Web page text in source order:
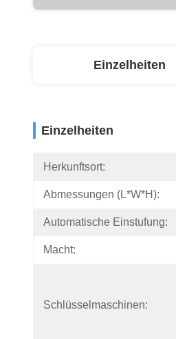
Einzelheiten
Einzelheiten
Herkunftsort:
Abmessungen (L*W*H):
Automatische Einstufung:
Macht:
Schlüsselmaschinen: